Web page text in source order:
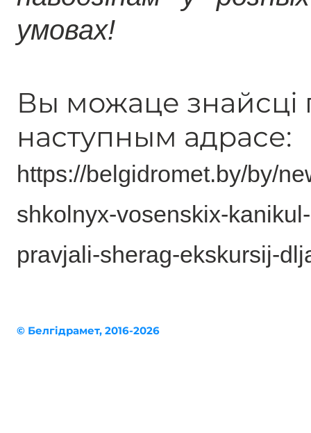
умовах!
Вы можаце знайсці
наступным адрасе:
https://belgidromet.by/by/
shkolnyx-vosenskix-
pravjali-sherag-ekskursij-
© Белгiдрaмет, 2016-2026